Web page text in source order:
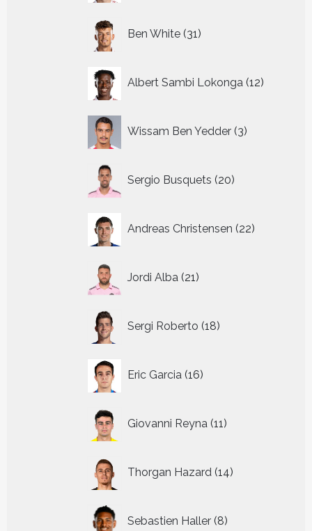
Ben White 31
producten
Albert Sambi Lokonga 12
Wissam Ben Yedder 3
producten
Sergio Busquets 20
producten
Andreas Christensen 22
producten
Jordi Alba 21
producten
Sergi Roberto 18
producten
Eric Garcia 16
producten
Giovanni Reyna 11
producten
Thorgan Hazard 14
producten
Sebastien Haller 8